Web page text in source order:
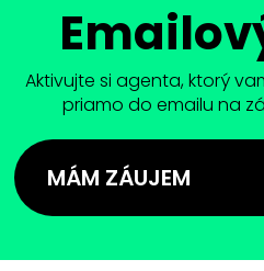
Aktivujte si agenta, ktorý
priamo do emailu na
MÁM ZÁUJEM